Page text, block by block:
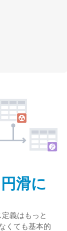
滑に
義はもっと
くても基本的